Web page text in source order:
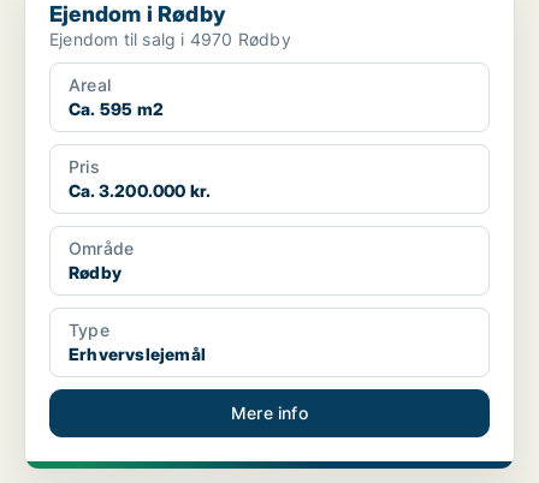
Ejendom i Rødby
Ejendom til salg i 4970 Rødby
Areal
Ca. 595 m2
Pris
Ca. 3.200.000 kr.
Område
Rødby
Type
Erhvervslejemål
Mere info